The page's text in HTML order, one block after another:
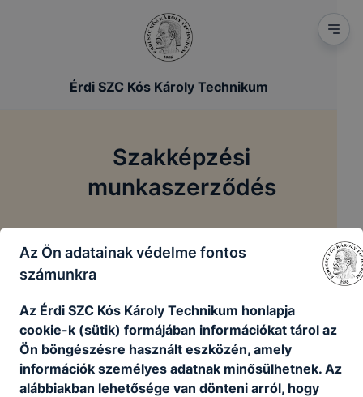
Érdi SZC Kós Károly Technikum
Szakképzési
munkaszerződés
Szakképzési munkaszerződés
Szakképzési munkaszerződés
Letöltés
Az Ön adatainak védelme fontos
számunkra
Az Érdi SZC Kós Károly Technikum honlapja
cookie-k (sütik) formájában információkat tárol az
Ön böngészésre használt eszközén, amely
információk személyes adatnak minősülhetnek. Az
alábbiakban lehetősége van dönteni arról, hogy